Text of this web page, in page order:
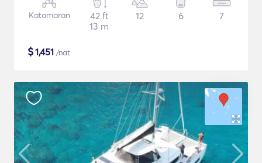
Katamaran
42 ft
13 m
12 6 7
$1,451 /nat